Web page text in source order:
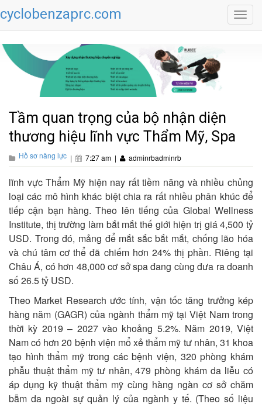
cyclobenzaprc.com
Tầm quan trọng của bộ nhận diện
thương hiệu lĩnh vực Thẩm Mỹ, Spa
Hồ sơ năng lực | 7:27 am | adminrbadminrb
lĩnh vực Thẩm Mỹ hiện nay rất tiềm năng và nhiều chủng
loại các mô hình khác biệt chia ra rất nhiều phân khúc để
tiếp cận bạn hàng. Theo lên tiếng của Global Wellness
Institute, thị trường làm bắt mắt thế giới hiện trị giá 4,500 tỷ
USD. Trong đó, mảng để mắt sắc bắt mắt, chống lão hóa
và chú tâm cơ thể đã chiếm hơn 24% thị phần. Riêng tại
Châu Á, có hơn 48,000 cơ sở spa đang cùng đưa ra doanh
số 26.5 tỷ USD.
Theo Market Research ước tính, vận tốc tăng trưởng kép
hàng năm (GAGR) của ngành thẩm mỹ tại Việt Nam trong
thời kỳ 2019 – 2027 vào khoảng 5.2%. Năm 2019, Việt
Nam có hơn 20 bệnh viện mổ xẻ thẩm mỹ tư nhân, 31 khoa
tạo hình thẩm mỹ trong các bệnh viện, 320 phòng khám
phẫu thuật thẩm mỹ tư nhân, 479 phòng khám da liễu có
áp dụng kỹ thuật thẩm mỹ cùng hàng ngàn cơ sở chăm
bẵm da ngoài sự quản lý của ngành y tế. (Theo số liệu